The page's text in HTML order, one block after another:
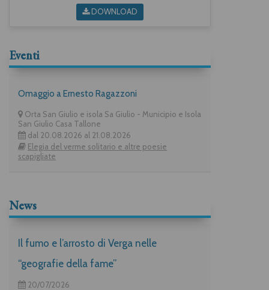
DOWNLOAD
Eventi
Omaggio a Ernesto Ragazzoni
Orta San Giulio e isola Sa Giulio - Municipio e Isola
San Giulio Casa Tallone
dal 20.08.2026 al 21.08.2026
Elegia del verme solitario e altre poesie
scapigliate
News
Il fumo e l’arrosto di Verga nelle
“geografie della fame”
20/07/2026